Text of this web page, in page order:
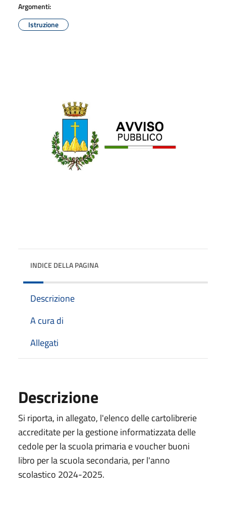
Argomenti:
Istruzione
INDICE DELLA PAGINA
Descrizione
A cura di
Allegati
Descrizione
Si riporta, in allegato, l'elenco delle cartolibrerie
accreditate per la gestione informatizzata delle
ce­dole per la scuola primaria e voucher buoni
libro per la scuola secon­daria, per l'anno
scolastico 2024-2025.